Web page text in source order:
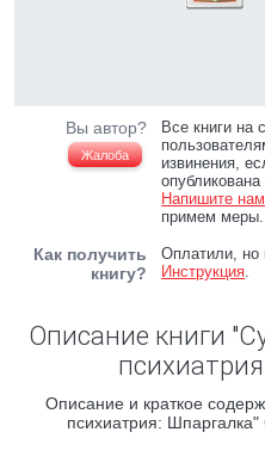
Вы автор?
Жалоба
Все книги на
извинения,
Напишите нам
примем меры.
Как получить
книгу?
Оплатили, но
Инструкция.
Описание книги
Описание и краткое
психиатрия: Шпаргалка"